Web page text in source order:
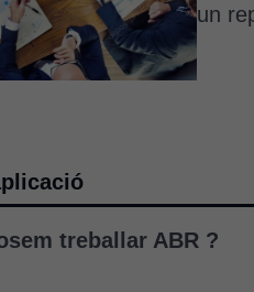
un
treballar ABR ?